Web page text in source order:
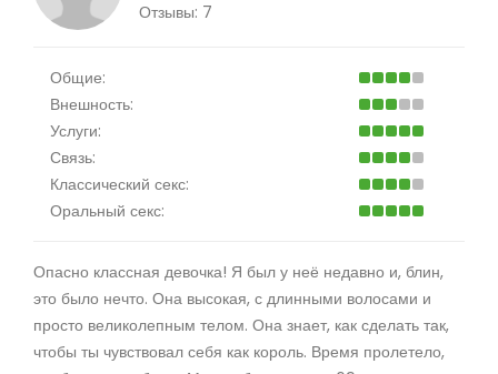
Отзывы: 7
Общие:
Внешность:
Услуги:
Связь:
Классический секс:
Оральный секс:
Опасно классная девочка! Я был у неё недавно и, блин,
это было нечто. Она высокая, с длинными волосами и
просто великолепным телом. Она знает, как сделать так,
чтобы ты чувствовал себя как король. Время пролетело,